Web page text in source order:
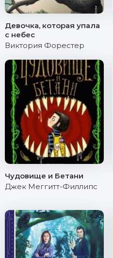
Девочка, которая упала
с небес
Виктория Форестер
Чудовище и Бетани
Джек Меггитт-Филлипс